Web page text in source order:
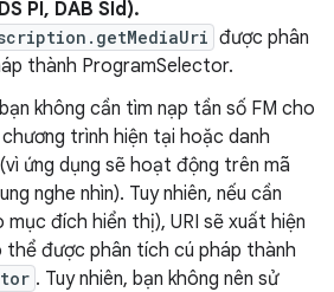
PI, DAB SId).
được phân
thành ProgramSelector.
không cần tìm nạp tần số FM cho
trình hiện tại hoặc danh
ứng dụng sẽ hoạt động trên mã
nghe nhìn). Tuy nhiên, nếu cần
đích hiển thị), URI sẽ xuất hiện
thể được phân tích cú pháp thành
. Tuy nhiên, bạn không nên sử